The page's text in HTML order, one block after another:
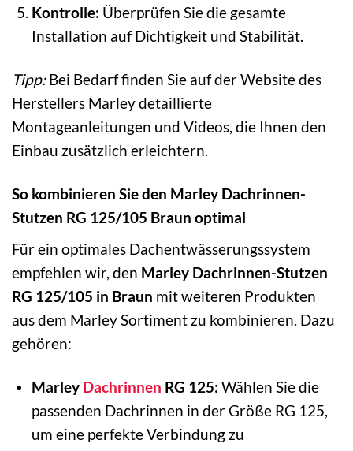
Kontrolle: Überprüfen Sie die gesamte
Installation auf Dichtigkeit und Stabilität.
Tipp:Bei Bedarf finden Sie auf der Website des
Herstellers Marley detaillierte
Montageanleitungen und Videos, die Ihnen den
Einbau zusätzlich erleichtern.
So kombinieren Sie den Marley Dachrinnen-
Stutzen RG 125/105 Braun optimal
Für ein optimales Dachentwässerungssystem
empfehlen wir, den Marley Dachrinnen-Stutzen
RG 125/105 in Braun mit weiteren Produkten
aus dem Marley Sortiment zu kombinieren. Dazu
gehören:
Marley Dachrinnen RG 125: Wählen Sie die
passenden Dachrinnen in der Größe RG 125,
um eine perfekte Verbindung zu